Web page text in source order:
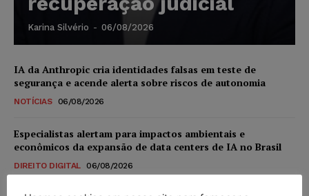
Karina Silvério - 06/08/2026
IA da Anthropic cria identidades falsas em teste de
segurança e acende alerta sobre riscos de autonomia
NOTÍCIAS 06/08/2026
Especialistas alertam para impactos ambientais e
econômicos da expansão de data centers de IA no Brasil
DIREITO DIGITAL 06/08/2026